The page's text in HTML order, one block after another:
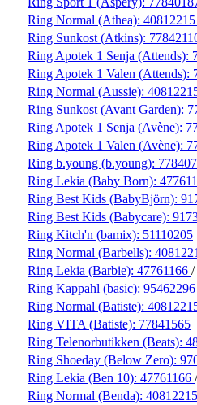
Ring Normal (Athea): 40812215
Ring Sunkost (Atkins):
Ring Apotek 1 Senja (Attends):
Ring Apotek 1 Valen (Attends):
Ring Normal (Aussie):
Ring Sunkost (Avant Garden):
Ring Apotek 1 Senja (Avène):
Ring Apotek 1 Valen (Avène):
Ring b.young (b.young):
Ring Lekia (Baby Born):
Ring Best Kids (BabyBjörn):
Ring Best Kids (Babycare):
Ring Kitch'n (bamix): 51110205
Ring Normal (Barbells):
Ring Lekia (Barbie): 47761166 /
Ring Kappahl (basic): 95462296
Ring Normal (Batiste):
Ring VITA (Batiste): 77841565
Ring Telenorbutikken (Beats):
Ring Shoeday (Below Zero):
Ring Lekia (Ben 10): 47761166
Ring Normal (Benda): 40812215